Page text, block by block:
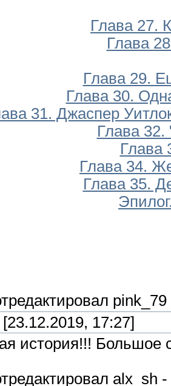
Глава 27.
Глава
Глава 29.
Глава 30.
31. Джаспер
Глава
Глава
Глава 34.
Глава 35.
pink_79
[23.12.2019, 17:27]
история!!! Большое
alx_sh -